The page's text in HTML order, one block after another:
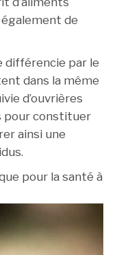
de
différencie par le
dans la même
d’ouvrières
pour constituer
ainsi une
pour la santé à